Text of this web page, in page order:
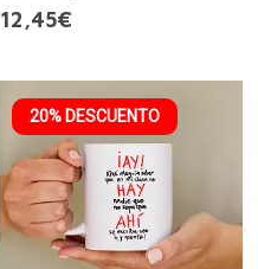
12,45€
20% DESCUENTO